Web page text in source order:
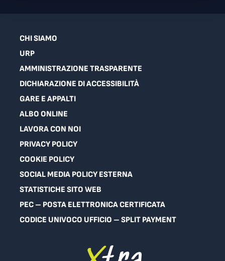
CHI SIAMO
URP
AMMINISTRAZIONE TRASPARENTE
DICHIARAZIONE DI ACCESSIBILITÀ
GARE E APPALTI
ALBO ONLINE
LAVORA CON NOI
PRIVACY POLICY
COOKIE POLICY
SOCIAL MEDIA POLICY ESTERNA
STATISTICHE SITO WEB
PEC – POSTA ELETTRONICA CERTIFICATA
CODICE UNIVOCO UFFICIO – SPLIT PAYMENT